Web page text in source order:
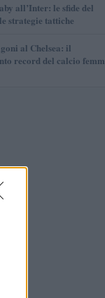
all’Inter: le sfide del
strategie tattiche
al Chelsea: il
record del calcio